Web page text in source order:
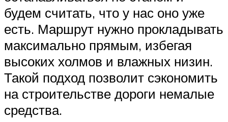
будем считать, что у нас оно уже
есть. Маршрут нужно прокладывать
максимально прямым, избегая
высоких холмов и влажных низин.
Такой подход позволит сэкономить
на строительстве дороги немалые
средства.